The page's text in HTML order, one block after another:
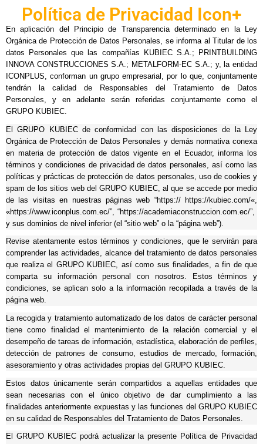
Política de Privacidad Icon+
En aplicación del Principio de Transparencia determinado en la Ley
Orgánica de Protección de Datos Personales, se informa al Titular de los
datos Personales que las compañías KUBIEC S.A.; PRINTBUILDING
INNOVA CONSTRUCCIONES S.A.; METALFORM-EC S.A.; y, la entidad
ICONPLUS, conforman un grupo empresarial, por lo que, conjuntamente
tendrán la calidad de Responsables del Tratamiento de Datos
Personales, y en adelante serán referidas conjuntamente como el
GRUPO KUBIEC.
El GRUPO KUBIEC de conformidad con las disposiciones de la Ley
Orgánica de Protección de Datos Personales y demás normativa conexa
en materia de protección de datos vigente en el Ecuador, informa los
términos y condiciones de privacidad de datos personales, así como las
políticas y prácticas de protección de datos personales, uso de cookies y
spam de los sitios web del GRUPO KUBIEC, al que se accede por medio
de las visitas en nuestras páginas web “https:// https://kubiec.com/«,
«https://www.iconplus.com.ec/”, “https://academiaconstruccion.com.ec/”,
y sus dominios de nivel inferior (el “sitio web” o la “página web”).
Revise atentamente estos términos y condiciones, que le servirán para
comprender las actividades, alcance del tratamiento de datos personales
que realiza el GRUPO KUBIEC, así como sus finalidades, a fin de que
comparta su información personal con nosotros. Estos términos y
condiciones, se aplican solo a la información recopilada a través de la
página web.
La recogida y tratamiento automatizado de los datos de carácter personal
tiene como finalidad el mantenimiento de la relación comercial y el
desempeño de tareas de información, estadística, elaboración de perfiles,
detección de patrones de consumo, estudios de mercado, formación,
asesoramiento y otras actividades propias del GRUPO KUBIEC.
Estos datos únicamente serán compartidos a aquellas entidades que
sean necesarias con el único objetivo de dar cumplimiento a las
finalidades anteriormente expuestas y las funciones del GRUPO KUBIEC
en su calidad de Responsables del Tratamiento de Datos Personales.
El GRUPO KUBIEC podrá actualizar la presente Política de Privacidad